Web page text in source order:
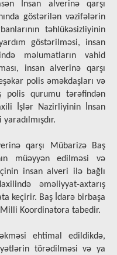
İnsan alverinə qarşı
göstərilən vəzifələrin
təhlükəsizliyinin
göstərilməsi, insan
məlumatların vahid
insan alverinə qarşı
polis əməkdaşları və
polis qurumu tərəfindən
İşlər Nazirliyinin İnsan
qarşı Mübarizə Baş
müəyyən edilməsi və
insan alveri ilə bağlı
əməliyyat-axtarış
keçirir. Baş İdarə birbaşa
Milli Koordinatora tabedir.
ehtimal edildikdə,
törədilməsi və ya